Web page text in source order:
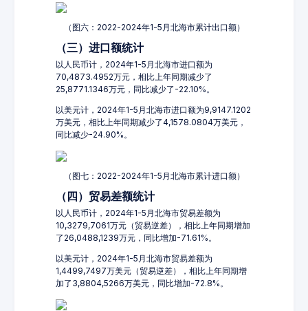
（图六：2022-2024年1-5月北海市累计出口额）
（三）进口额统计
以人民币计，2024年1-5月北海市进口额为
70,4873.4952万元，相比上年同期减少了
25,8771.1346万元，同比减少了-22.10%。
以美元计，2024年1-5月北海市进口额为9,9147.1202
万美元，相比上年同期减少了4,1578.0804万美元，
同比减少-24.90%。
（图七：2022-2024年1-5月北海市累计进口额）
（四）贸易差额统计
以人民币计，2024年1-5月北海市贸易差额为
10,3279,7061万元（贸易逆差），相比上年同期增加
了26,0488,1239万元，同比增加-71.61%。
以美元计，2024年1-5月北海市贸易差额为
1,4499,7497万美元（贸易逆差），相比上年同期增
加了3,8804,5266万美元，同比增加-72.8%。